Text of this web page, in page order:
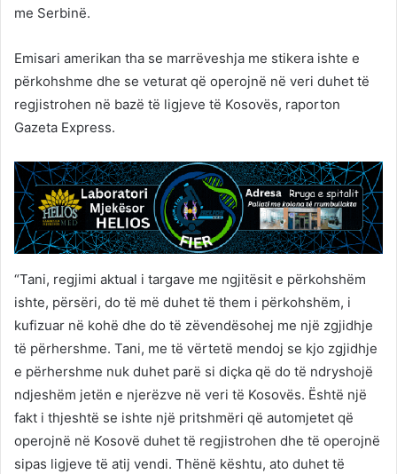
me Serbinë.
Emisari amerikan tha se marrëveshja me stikera ishte e
përkohshme dhe se veturat që operojnë në veri duhet të
regjistrohen në bazë të ligjeve të Kosovës, raporton
Gazeta Express.
“Tani, regjimi aktual i targave me ngjitësit e përkohshëm
ishte, përsëri, do të më duhet të them i përkohshëm, i
kufizuar në kohë dhe do të zëvendësohej me një zgjidhje
të përhershme. Tani, me të vërtetë mendoj se kjo zgjidhje
e përhershme nuk duhet parë si diçka që do të ndryshojë
ndjeshëm jetën e njerëzve në veri të Kosovës. Është një
fakt i thjeshtë se ishte një pritshmëri që automjetet që
operojnë në Kosovë duhet të regjistrohen dhe të operojnë
sipas ligjeve të atij vendi. Thënë kështu, ato duhet të